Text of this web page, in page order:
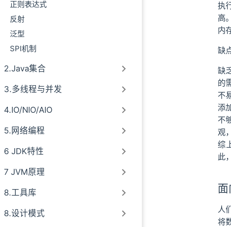
正则表达式
反射
泛型
SPI机制
2.Java集合
3.多线程与并发
4.IO/NIO/AIO
5.网络编程
6 JDK特性
7 JVM原理
8.工具库
8.设计模式
抽象类与接口的区别
执
高。
内
缺
缺
的
不
添
不
观
综
此
人
将